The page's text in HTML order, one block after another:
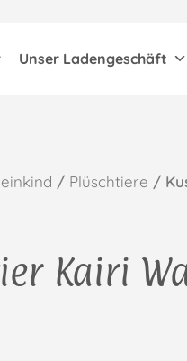
Unser Ladengeschäft
/ Plüschtiere /
Kairi